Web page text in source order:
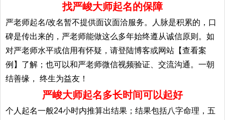
找严峻大师起名的保障
严老师起名/改名暂不提供面议面洽服务。人脉是积累的，口
碑是传出来的，严老师能做这么多年始终遵从诚信原则。如
对严老师水平或信用有怀疑，请登陆博客或网站【查看案
例】了解；也可以和严老师微信视频验证、交流沟通。一朝
结善缘， 终生为益友！
严峻大师起名多长时间可以起好
个人起名一般24小时内推算出结果；结果包括八字命理，五